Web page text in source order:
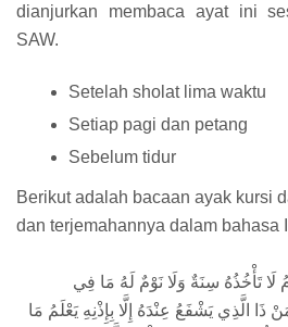
dianjurkan membaca ayat ini
SAW.
Setelah sholat lima waktu
Setiap pagi dan petang
Sebelum tidur
Berikut adalah bacaan ayak kursi
dan terjemahannya dalam bahasa
لَا تَأْخُذُهُ سِنَةٌ وَلَا نَوْمٌ لَهُ مَا فِي
الَّذِي يَشْفَعُ عِنْدَهُ إِلَّا بِإِذْنِهِ يَعْلَمُ مَا